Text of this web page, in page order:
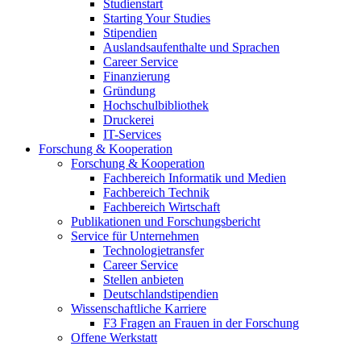
Studienstart
Starting Your Studies
Stipendien
Auslandsaufenthalte und Sprachen
Career Service
Finanzierung
Gründung
Hochschulbibliothek
Druckerei
IT-Services
Forschung & Kooperation
Forschung & Kooperation
Fachbereich Informatik und Medien
Fachbereich Technik
Fachbereich Wirtschaft
Publikationen und Forschungsbericht
Service für Unternehmen
Technologietransfer
Career Service
Stellen anbieten
Deutschlandstipendien
Wissenschaftliche Karriere
F3 Fragen an Frauen in der Forschung
Offene Werkstatt